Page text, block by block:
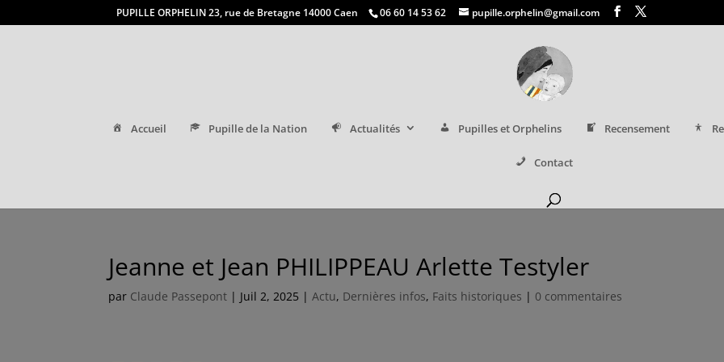
PUPILLE ORPHELIN 23, rue de Bretagne 14000 Caen 06 60 14 53 62 pupille.orphelin@gmail.com
Accueil Pupille de la Nation Actualités Pupilles et Orphelins Recensement
Contact
Jeanne et Jean PHILIPPEAU Arlette Testyler
par Claude Passepont | Juil 2, 2025 |Actu, Dernières infos, Faits historiques | 0 commentaires